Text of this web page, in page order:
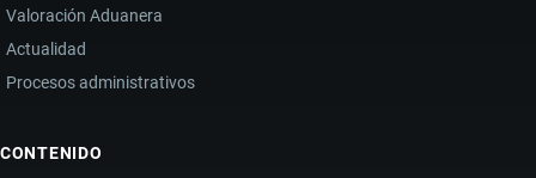
Valoración Aduanera
Actualidad
Procesos administrativos
CONTENIDO